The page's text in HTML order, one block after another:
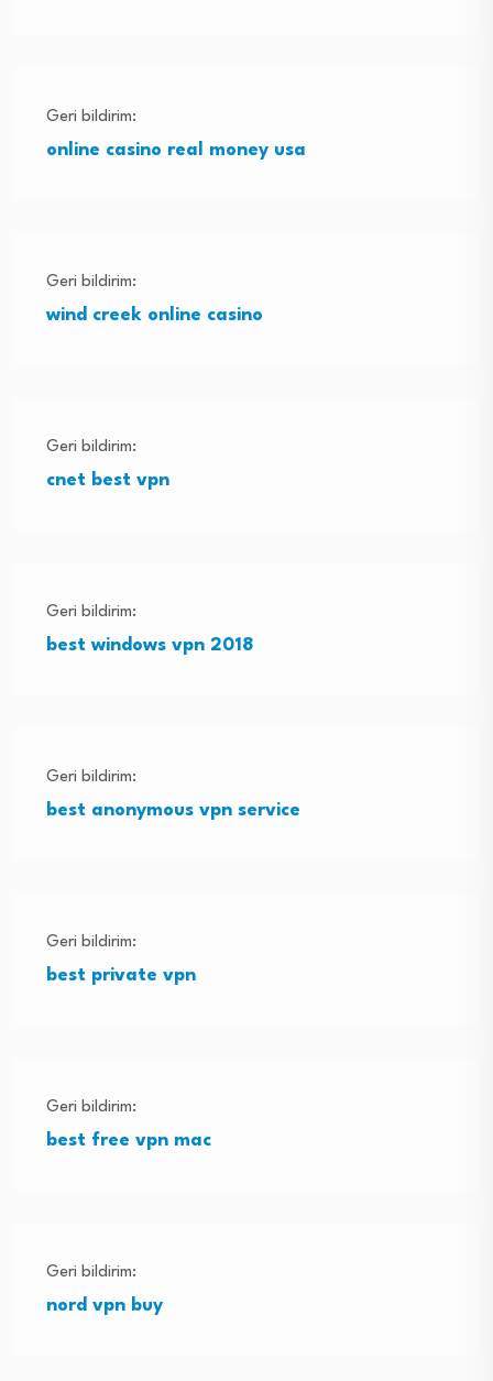
Geri bildirim:
online casino real money usa
Geri bildirim:
wind creek online casino
Geri bildirim:
cnet best vpn
Geri bildirim:
best windows vpn 2018
Geri bildirim:
best anonymous vpn service
Geri bildirim:
best private vpn
Geri bildirim:
best free vpn mac
Geri bildirim:
nord vpn buy